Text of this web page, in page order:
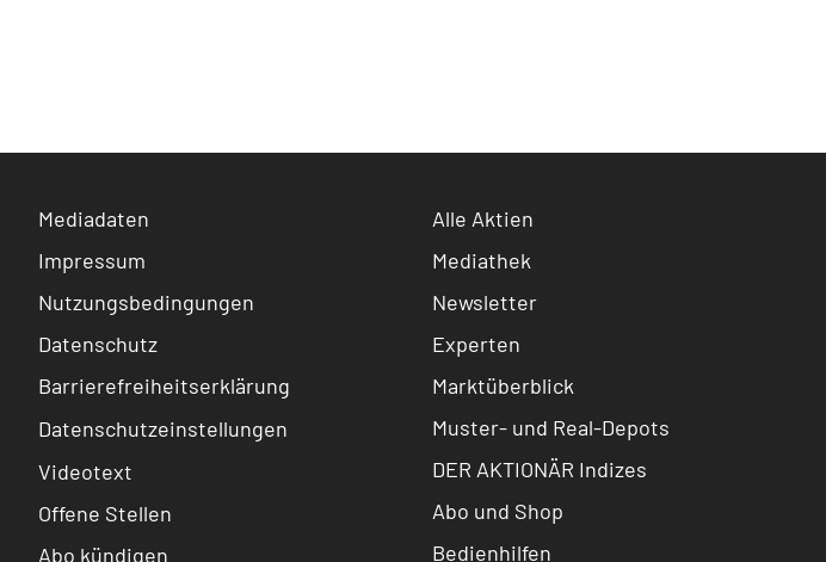
Mediadaten
Impressum
Nutzungsbedingungen
Datenschutz
Barrierefreiheitserklärung
Datenschutzeinstellungen
Videotext
Offene Stellen
Abo kündigen
Alle Aktien
Mediathek
Newsletter
Experten
Marktüberblick
Muster- und Real-Depots
DER AKTIONÄR Indizes
Abo und Shop
Bedienhilfen